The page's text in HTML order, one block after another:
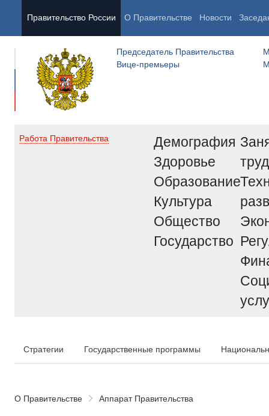
Правительство России О Правительстве Новости
Председатель Правительства
Вице-премьеры
Работа Правительства
Демография
Здоровье
Образование
Культура
Общество
Государство
труд
Стратегии Государственные программы
О Правительстве Аппарат Правительства